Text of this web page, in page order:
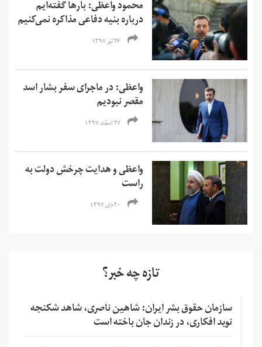
محمود واعظی: بارها گفته‌ایم
درباره بنیه دفاعی مذاکره نمی‌کنیم
۲۶ تیر ۱۳۹۸
واعظی: در ماجرای سفر بشار اسد
مقصر نبودیم
۲۷ اسفند ۱۳۹۷
واعظی و هدایت چرخش دولت به
راست
۲۰ دی ۱۳۹۷
تازه چه خبر؟
سازمان حقوق بشر ایران: شاهین ناصری، شاهد شکنجه
نوید افکاری، در زندان جان باخته است